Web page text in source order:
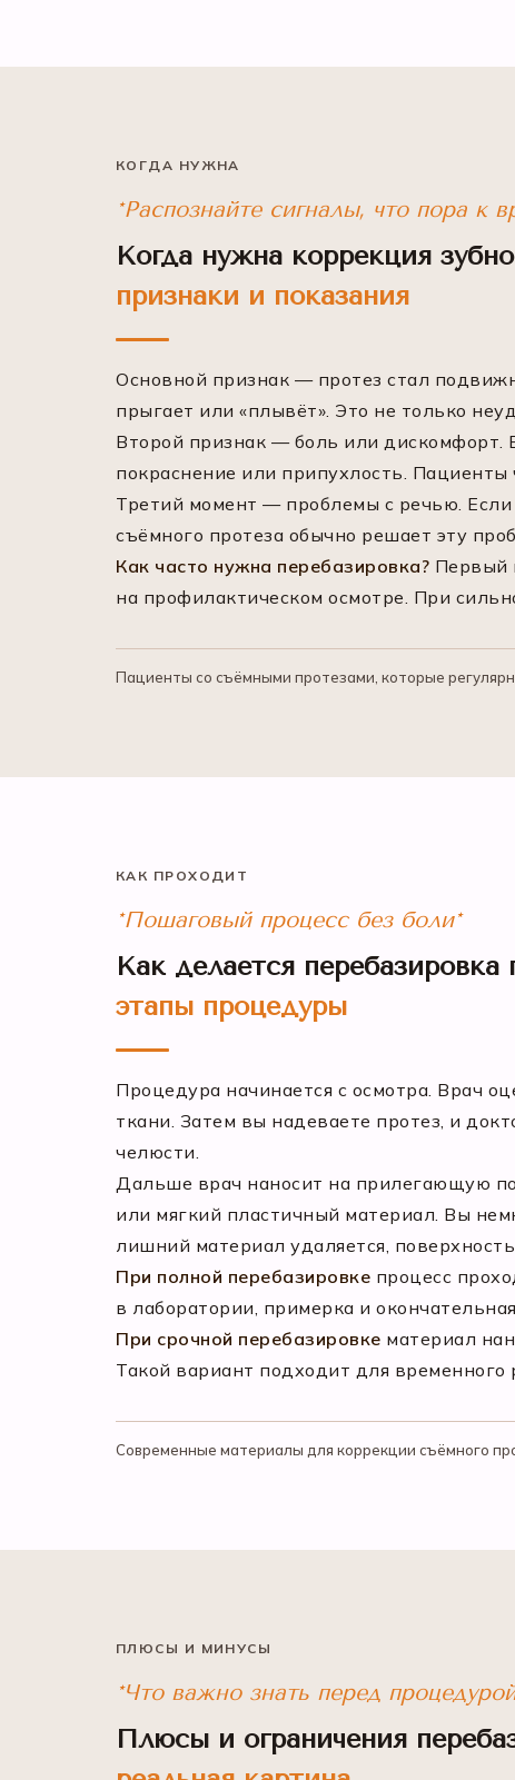
КОГДА НУЖНА
*Распознайте сигналы, что пора к
Когда нужна коррекция
признаки и показания
Основной признак — протез стал
прыгает или «плывёт». Это не только
Второй признак — боль или дискомфорт.
покраснение или припухлость.
Третий момент — проблемы с речью. Если
съёмного протеза обычно решает эту
Как часто нужна перебазировка? Первый
на профилактическом осмотре. При
Пациенты со съёмными протезами, которые
КАК ПРОХОДИТ
*Пошаговый процесс без боли*
Как делается перебазировка
этапы процедуры
Процедура начинается с осмотра. Врач
ткани. Затем вы надеваете протез, и
челюсти.
Дальше врач наносит на прилегающую
или мягкий пластичный материал. Вы
лишний материал удаляется,
При полной перебазировке процесс
в лаборатории, примерка и
При срочной перебазировке материал
Такой вариант подходит для
Современные материалы для коррекции съёмного
ПЛЮСЫ И МИНУСЫ
*Что важно знать перед
Плюсы и ограничения